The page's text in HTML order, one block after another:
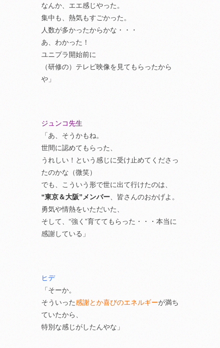
なんか、エエ感じやった。
集中も、熱気もすごかった。
人数が多かったからかな・・・
あ、わかった！
ユニプラ開始前に
（研修の）テレビ映像を見てもらったから
や」
ジュンコ先生
「あ、そうかもね。
世間に認めてもらった、
うれしい！という感じに受け止めてくださっ
たのかな（微笑）
でも、こういう形で世に出て行けたのは、
“東京＆大阪”メンバー 、皆さんのおかげよ。
勇気や情熱をいただいた、
そして、“強く”育ててもらった・・・本当に
感謝している」
ヒデ
「そーか。
そういった感謝とか喜びのエネルギーが満ち
ていたから、
特別な感じがしたんやな」